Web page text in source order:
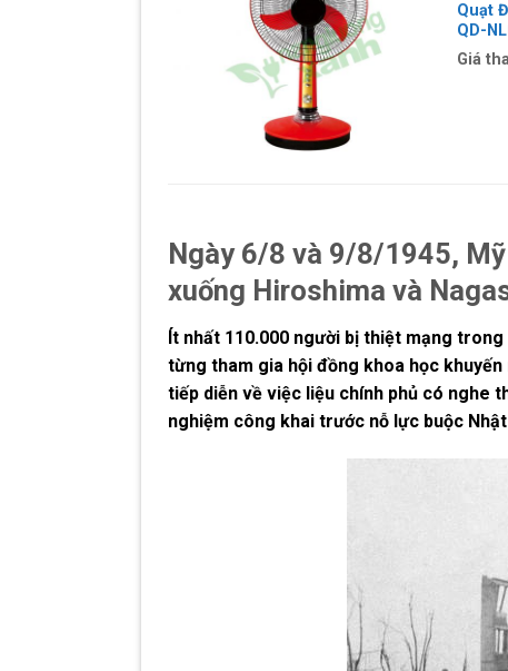
Quạt
QD-
Giá
Ngày 6/8 và 9/8/1945,
xuống Hiroshima và
Ít nhất 110.000 người bị thiệt mạng
từng tham gia hội đồng khoa học
tiếp diễn về việc liệu chính phủ có nghe
nghiệm công khai trước nỗ lực buộc